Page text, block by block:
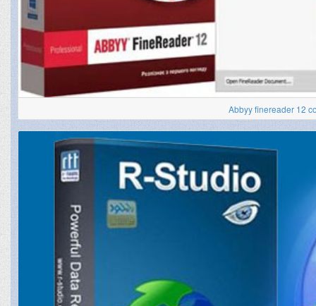
Abbyy finereader 12